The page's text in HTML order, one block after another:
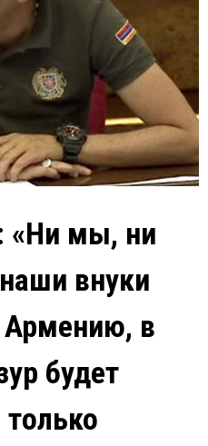
«Ни мы, ни
внуки
Армению, в
будет